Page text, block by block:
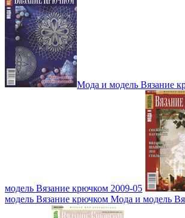
Мода и модель Вязание
модель Вязание крючком 2009-05
модель Вязание крючком Мода и модель